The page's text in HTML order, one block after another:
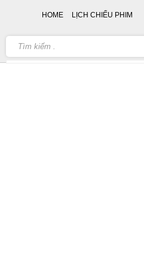
HOME LỊCH CHIẾU PHIM